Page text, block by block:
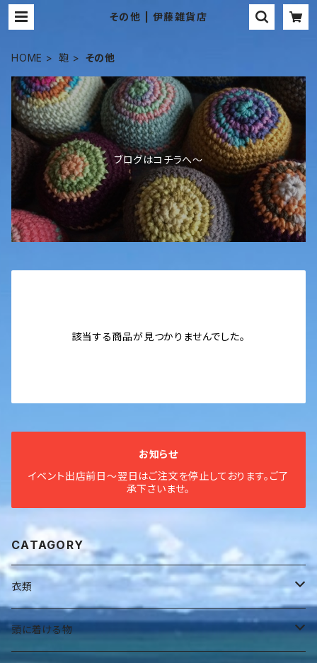
その他 | 伊藤雑貨店
HOME 鞄 その他
ブログはコチラへ〜
該当する商品が見つかりませんでした。
お知らせ
イベント出店前日〜翌日はご注文を停止しております。ご了
承下さいませ。
CATAGORY
衣類
全身衣
頭に着ける物